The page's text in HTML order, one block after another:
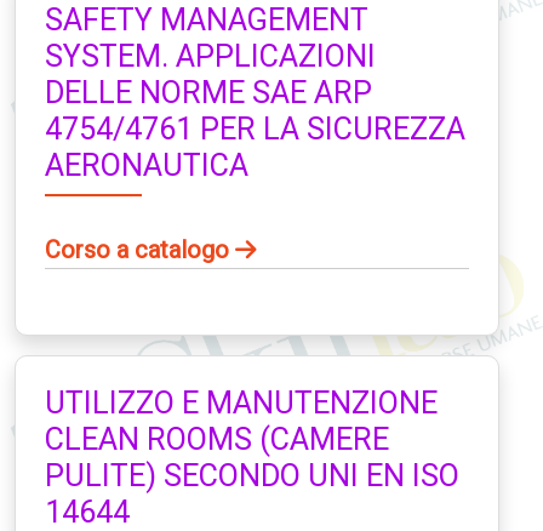
SAFETY MANAGEMENT
SYSTEM. APPLICAZIONI
DELLE NORME SAE ARP
4754/4761 PER LA SICUREZZA
AERONAUTICA
Corso a catalogo
UTILIZZO E MANUTENZIONE
CLEAN ROOMS (CAMERE
PULITE) SECONDO UNI EN ISO
14644